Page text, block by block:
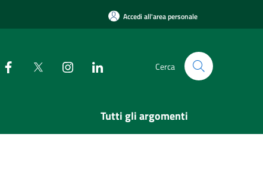
Accedi all'area personale
Cerca
Tutti gli argomenti